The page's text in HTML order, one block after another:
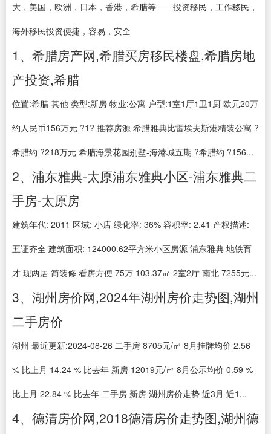
大，美国，欧洲，日本，香港，希腊等——投资移民，工作移民，
海外移民投资便捷，容易，安全
1、希腊房产网,希腊买房移民楼盘,希腊房地
产投资,希腊
位置:希腊-其他 类型:新房 物业:公寓 户型:1室1厅1卫1厨 欧元20万
约人民币156万元 ?1? 推荐房源 希腊雅典比雷埃夫斯港精装公寓 ?
希腊约 ?218万元 希腊海景花园别墅-海港城五期 ?希腊约 ?156...
2、浦东雅典-太原浦东雅典小区-浦东雅典二
手房-太原房
建筑年代: 2011 区域: 小店 绿化率: 36% 容积率: 2.41 产权描述:
五证齐全 建筑面积: 124000.62平方米小区房源 浦东雅典 地铁育
才 现两居 简装修 看房方便 75万 103.37㎡ 2室2厅 南北 7255元...
3、湖州房价网,2024年湖州房价走势图,湖州
二手房价
湖州 最近更新:2024-08-26 二手房 8705元/㎡ 8月挂牌均价 2.56
% 比上月 14.24 % 比去年 新房 12019元/㎡ 8月公示均价 0.59 %
比上月 22.84 % 比去年 二手房 新房 湖州房价走势 近3月 近1...
4、德清房价网,2018德清房价走势图,湖州德